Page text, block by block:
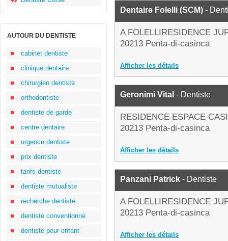
AUTOUR DU DENTISTE
cabinet dentiste
clinique dentaire
chirurgien dentiste
orthodontiste
dentiste de garde
centre dentaire
urgence dentiste
prix dentiste
tarifs dentiste
dentiste mutualiste
recherche dentiste
dentiste conventionné
dentiste pour enfant
Dentaire Folelli (SCM) -
A FOLELLIRESIDENCE
20213 Penta-di-casinca
Afficher les détails
Geronimi Vital - Dentiste
RESIDENCE ESPACE
20213 Penta-di-casinca
Afficher les détails
Panzani Patrick - Dentiste
A FOLELLIRESIDENCE
20213 Penta-di-casinca
Afficher les détails